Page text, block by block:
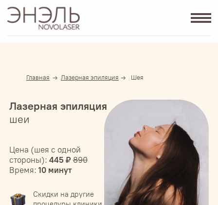
Главная Лазерная эпиляция Шея
→ →
Цена (шея с одной
Скидки на другие
процедуры клиники
в подарок